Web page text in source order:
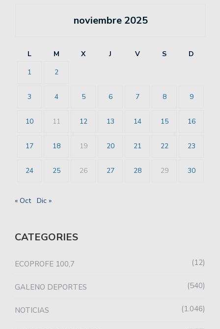
noviembre 2025
L M X J V S
D
1
2
3 4 5 6 7 8 9
10 11 12 13 14 15 16
17 18 19 20 21 22 23
24 25 26 27 28 29 30
« Oct Dic »
CATEGORIES
ECOPROFE 100,7 12
GALENO DEPORTES 540
NOTICIAS 1.046